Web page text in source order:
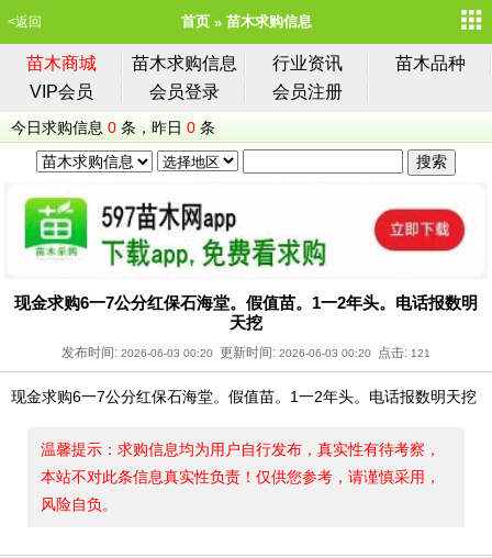
<返回 首页 苗木求购信息
苗木商城 苗木求购信息 行业资讯
苗木品种
VIP会员
会员登录 会员注册
今日求购信息 0 条，昨日 0 条
现金求购6一7公分红保石海堂。假值苗。1一2年头。电话报数明
天挖
发布时间: 2026-06-03 00:20 更新时间: 2026-06-03 00:20 点击: 121
现金求购6一7公分红保石海堂。假值苗。1一2年头。电话报数明天挖
温馨提示：求购信息均为用户自行发布，真实性有待考察，
本站不对此条信息真实性负责！仅供您参考，请谨慎采用，
风险自负。